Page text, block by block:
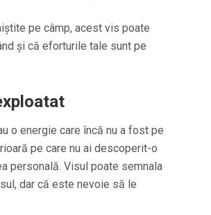
pe câmp, acest vis poate
și că eforturile tale sunt pe
o energie care încă nu a fost pe
pe care nu ai descoperit-o
personală. Visul poate semnala
dar că este nevoie să le